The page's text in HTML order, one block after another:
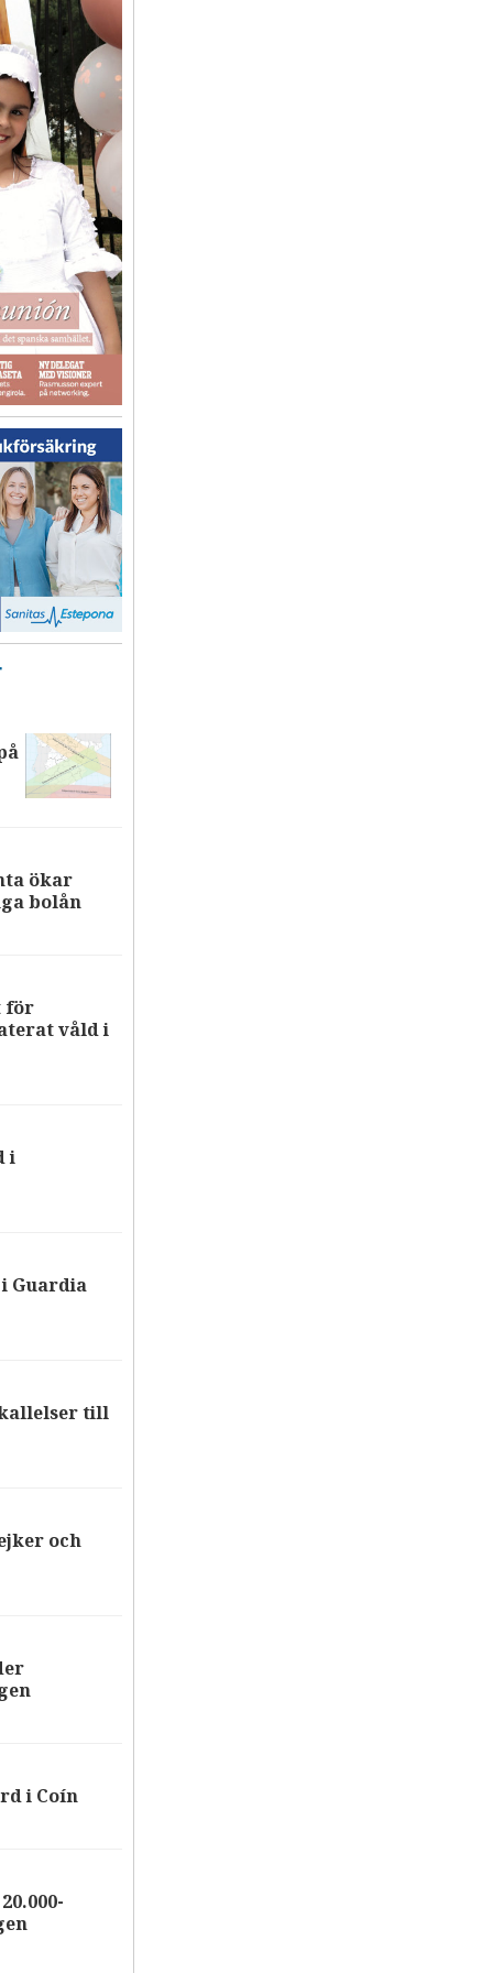
ökar
bolån
för
våld i
i
Guardia
till
och
i Coín